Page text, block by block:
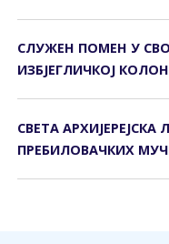
СЛУЖЕН ПОМЕН У
ИЗБЈЕГЛИЧКОЈ
СВЕTА АРХИЈЕРЕЈСКА
ПРЕБИЛОВАЧКИХ